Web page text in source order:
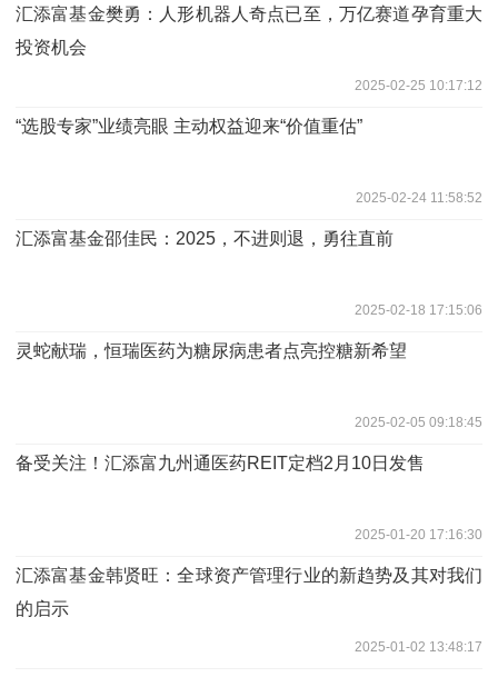
汇添富基金樊勇：人形机器人奇点已至，万亿赛道孕育重大
投资机会
2025-02-25 10:17:12
“选股专家”业绩亮眼 主动权益迎来“价值重估”
2025-02-24 11:58:52
汇添富基金邵佳民：2025，不进则退，勇往直前
2025-02-18 17:15:06
灵蛇献瑞，恒瑞医药为糖尿病患者点亮控糖新希望
2025-02-05 09:18:45
备受关注！汇添富九州通医药REIT定档2月10日发售
2025-01-20 17:16:30
汇添富基金韩贤旺：全球资产管理行业的新趋势及其对我们
的启示
2025-01-02 13:48:17